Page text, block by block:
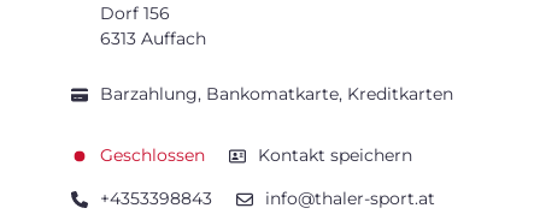
Dorf 156
6313 Auffach
Barzahlung, Bankomatkarte, Kreditkarten
Geschlossen Kontakt speichern
+4353398843 info@thaler-sport.at